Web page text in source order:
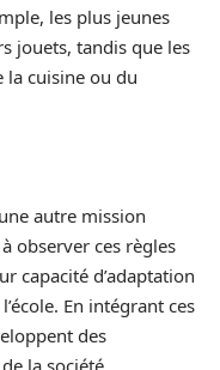
les plus jeunes
jouets, tandis que les
la cuisine ou du
autre mission
observer ces règles
capacité d’adaptation
En intégrant ces
des
la société.